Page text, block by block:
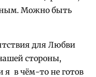
Можно быть
для Любви
стороны,
я в чём-то не готов